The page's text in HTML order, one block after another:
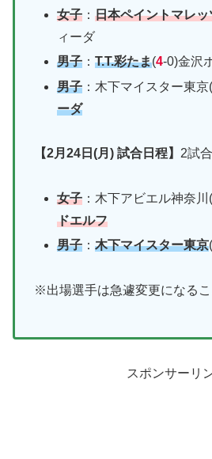
女子 ：日本ペイントマレッ
ィーダ
男子 ：T.T.彩たま(4-0)金沢
男子 ：木下マイスター東京
ーダ
【2月24日(月) 試合日程】 2試合
女子 ：木下アビエル神奈川
ドエルフ
男子 ：木下マイスター東京
※出場選手は急遽変更になるこ
スポンサーリ